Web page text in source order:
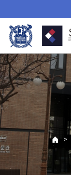
로
메
뉴
>